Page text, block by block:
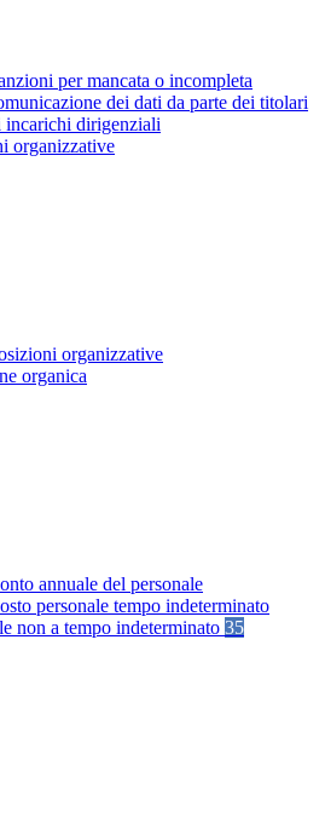
per mancata o incompleta
dei dati da parte dei titolari
incarichi dirigenziali
organizzative
organizzative
organica
annuale del personale
personale tempo indeterminato
non a tempo indeterminato 35